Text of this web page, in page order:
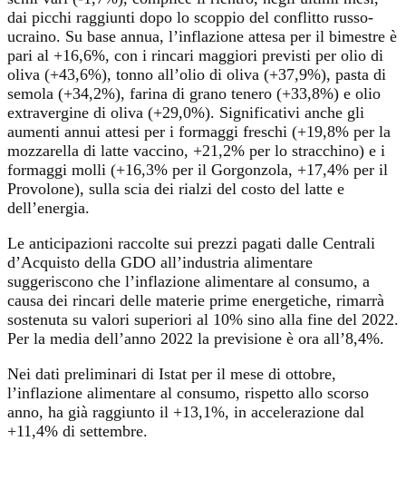
dai picchi raggiunti dopo lo scoppio del conflitto russo-
ucraino. Su base annua, l’inflazione attesa per il bimestre è
pari al +16,6%, con i rincari maggiori previsti per olio di
oliva (+43,6%), tonno all’olio di oliva (+37,9%), pasta di
semola (+34,2%), farina di grano tenero (+33,8%) e olio
extravergine di oliva (+29,0%). Significativi anche gli
aumenti annui attesi per i formaggi freschi (+19,8% per la
mozzarella di latte vaccino, +21,2% per lo stracchino) e i
formaggi molli (+16,3% per il Gorgonzola, +17,4% per il
Provolone), sulla scia dei rialzi del costo del latte e
dell’energia.
Le anticipazioni raccolte sui prezzi pagati dalle Centrali
d’Acquisto della GDO all’industria alimentare
suggeriscono che l’inflazione alimentare al consumo, a
causa dei rincari delle materie prime energetiche, rimarrà
sostenuta su valori superiori al 10% sino alla fine del 2022.
Per la media dell’anno 2022 la previsione è ora all’8,4%.
Nei dati preliminari di Istat per il mese di ottobre,
l’inflazione alimentare al consumo, rispetto allo scorso
anno, ha già raggiunto il +13,1%, in accelerazione dal
+11,4% di settembre.